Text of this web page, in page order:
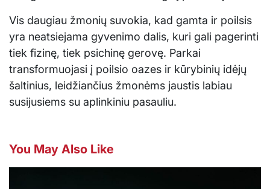
Vis daugiau žmonių suvokia, kad gamta ir poilsis
yra neatsiejama gyvenimo dalis, kuri gali pagerinti
tiek fizinę, tiek psichinę gerovę. Parkai
transformuojasi į poilsio oazes ir kūrybinių idėjų
šaltinius, leidžiančius žmonėms jaustis labiau
susijusiems su aplinkiniu pasauliu.
You May Also Like